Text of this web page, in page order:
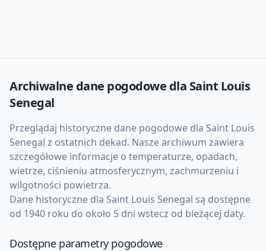
Archiwalne dane pogodowe dla Saint Louis
Senegal
Przeglądaj historyczne dane pogodowe dla Saint Louis
Senegal z ostatnich dekad. Nasze archiwum zawiera
szczegółowe informacje o temperaturze, opadach,
wietrze, ciśnieniu atmosferycznym, zachmurzeniu i
wilgotności powietrza.
Dane historyczne dla Saint Louis Senegal są dostępne
od 1940 roku do około 5 dni wstecz od bieżącej daty.
Dostępne parametry pogodowe